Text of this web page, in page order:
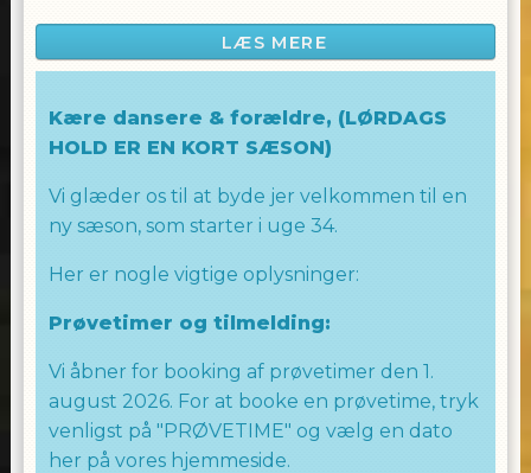
Du behøver ikke at have en partner med,
bare kom klar til dans og hygge!
WE LOVE TO DANCE
TEAM ALLINGHAM
LÆS MERE
Kære dansere & forældre, (LØRDAGS
HOLD ER EN KORT SÆSON)
Vi glæder os til at byde jer velkommen til en
ny sæson, som starter i uge 34.
Her er nogle vigtige oplysninger:
Prøvetimer og tilmelding:
Vi åbner for booking af prøvetimer den 1.
august 2026. For at booke en prøvetime, tryk
venligst på "PRØVETIME" og vælg en dato
her på vores hjemmeside.